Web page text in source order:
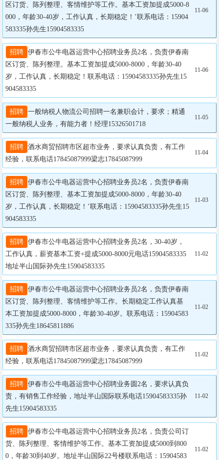
区订货、陈列整理、客情维护等工作。基本工资加提成5000-8
000，年龄30-40岁，工作认真，长期稳定！’联系电话：15904
583335孙先生15904583335
11-06
招聘 伊春市公牛电器运营中心招聘业务员2名，负责伊春南
区订货、陈列整理。基本工资加提成5000-8000，年龄30-40
岁，工作认真，长期稳定！联系电话：15904583335孙先生15
904583335
11-06
招聘 一般纳税人物流公司招聘一名兼职会计，要求；精通
一般纳税人业务，有能力者！经理15326501718
11-05
招聘 酒水商贸招聘市区超市业务，要求认真负责，有工作
经验，联系电话17845087999梁志17845087999
11-04
招聘 伊春市公牛电器运营中心招聘业务员2名，负责伊春南
区订货、陈列整理、基本工资加提成5000-8000，年龄30-40
岁，工作认真，长期稳定！’联系电话：15904583335孙先生15
904583335
11-03
招聘 伊春市公牛电器运营中心招聘业务员2名，30-40岁，
工作认真，薪资基本工资+提成5000-8000元电话15904583335
地址半山国际孙先生15904583335
11-02
招聘 伊春市公牛电器运营中心招聘业务员2名，负责伊春南
区订货、陈列整理、客情维护等工作。长期稳定工作认真基
本工资加提成5000-8000，年龄30-40岁。联系电话：15904583
335孙先生18645811886
11-02
招聘 酒水商贸招聘市区超市业务，要求认真负责，有工作
经验，联系电话17845087999梁志17845087999
11-02
招聘 伊春市公牛电器运营中心招聘业务圆2名，要求认真负
责，有销售工作经验，地址半山国际联系电话15904583335孙
先生15904583335
11-02
招聘 伊春市公牛电器运营中心招聘业务员2名，负责公司订
货、陈列整理、客情维护等工作。基本工资加提成5000到800
0，年龄30到40岁。地址半山国际22号楼联系电话：15904583
11-02